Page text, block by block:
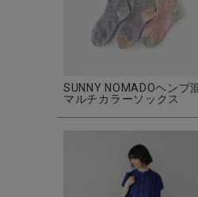
SUNNY NOMADOヘンプ
マルチカラーソックス